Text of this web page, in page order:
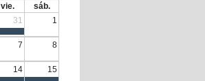
vie.
sáb.
31 1
7 8
14 15